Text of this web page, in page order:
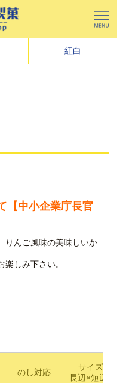
紅白
【中小企業庁長官
りんご風味の美味しいか
しみ下さい。
のし対応
サイズ
長辺×短辺×